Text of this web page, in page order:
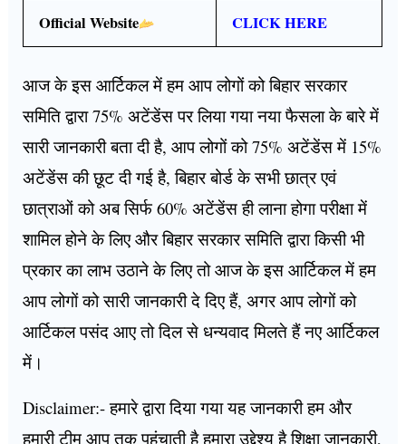
Official Website CLICK HERE
आज के इस आर्टिकल में हम आप लोगों को बिहार सरकार
समिति द्वारा 75% अटेंडेंस पर लिया गया नया फैसला के बारे में
सारी जानकारी बता दी है, आप लोगों को 75% अटेंडेंस में 15%
अटेंडेंस की छूट दी गई है, बिहार बोर्ड के सभी छात्र एवं
छात्राओं को अब सिर्फ 60% अटेंडेंस ही लाना होगा परीक्षा में
शामिल होने के लिए और बिहार सरकार समिति द्वारा किसी भी
प्रकार का लाभ उठाने के लिए तो आज के इस आर्टिकल में हम
आप लोगों को सारी जानकारी दे दिए हैं, अगर आप लोगों को
आर्टिकल पसंद आए तो दिल से धन्यवाद मिलते हैं नए आर्टिकल
में।
Disclaimer:- हमारे द्वारा दिया गया यह जानकारी हम और
हमारी टीम आप तक पहुंचाती है हमारा उद्देश्य है शिक्षा जानकारी,